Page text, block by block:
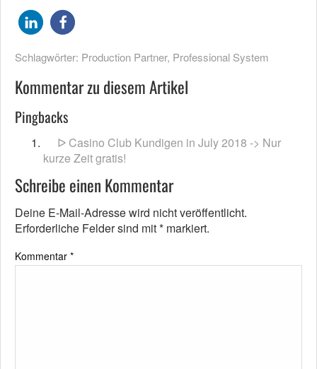
Schlagwörter: Production Partner, Professional System
Kommentar zu diesem Artikel
Pingbacks
ᐅ Casino Club Kundigen in July 2018 -> Nur
kurze Zeit gratis!
Schreibe einen Kommentar
Deine E-Mail-Adresse wird nicht veröffentlicht.
Erforderliche Felder sind mit* markiert.
Kommentar *